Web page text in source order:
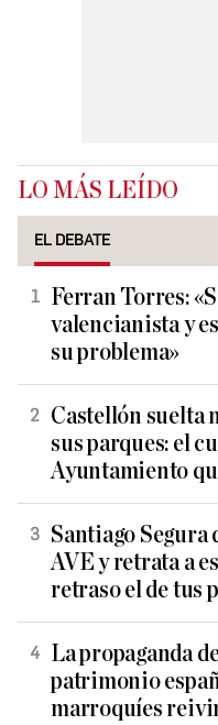
LO MÁS LEÍDO
EL DEBATE
Ferran Torres:
valencianista y
su problema»
Castellón suelta
sus parques: el
Ayuntamiento
Santiago Segura
AVE y retrata a
retraso el de tus
La propaganda
patrimonio
marroquíes